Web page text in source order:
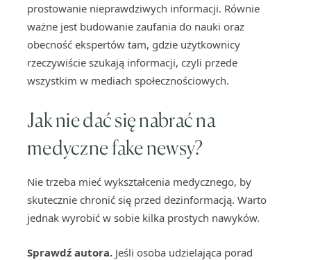
prostowanie nieprawdziwych informacji. Równie
ważne jest budowanie zaufania do nauki oraz
obecność ekspertów tam, gdzie użytkownicy
rzeczywiście szukają informacji, czyli przede
wszystkim w mediach społecznościowych.
Jak nie dać się nabrać na
medyczne fake newsy?
Nie trzeba mieć wykształcenia medycznego, by
skutecznie chronić się przed dezinformacją. Warto
jednak wyrobić w sobie kilka prostych nawyków.
Sprawdź autora. Jeśli osoba udzielająca porad